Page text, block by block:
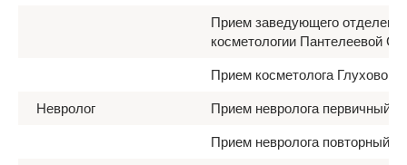
Прием заведующего
косметологии Пантелеевой
Прием косметолога Глуховой
Невролог Прием невролога первичный
Прием невролога повторный